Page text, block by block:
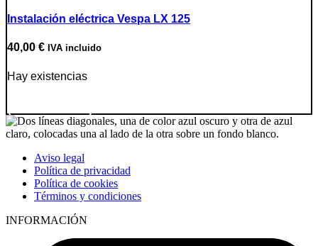
Instalación eléctrica Vespa LX 125
40,00 € IVA incluido
Hay existencias
Aviso legal
Política de privacidad
Política de cookies
Términos y condiciones
INFORMACIÓN